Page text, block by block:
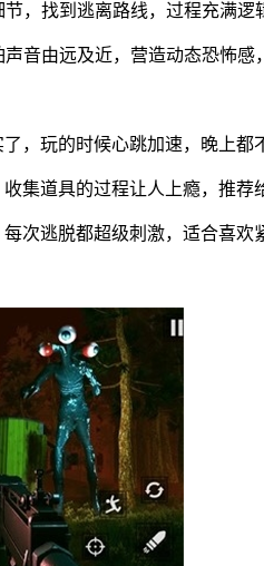
，找到逃离路线，过程充满逻
音由远及近，营造动态恐怖感
，玩的时候心跳加速，晚上都
集道具的过程让人上瘾，推荐
次逃脱都超级刺激，适合喜欢